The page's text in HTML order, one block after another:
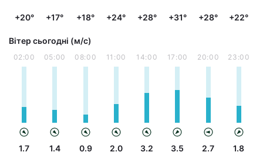
+20° +17° +18° +24° +28° +31° +28° +22°
Вітер сьогодні (м/с)
02:00
1.7
05:00
1.4
08:00
0.9
11:00
2.0
14:00
3.2
17:00
3.5
20:00
2.7
23:00
1.8